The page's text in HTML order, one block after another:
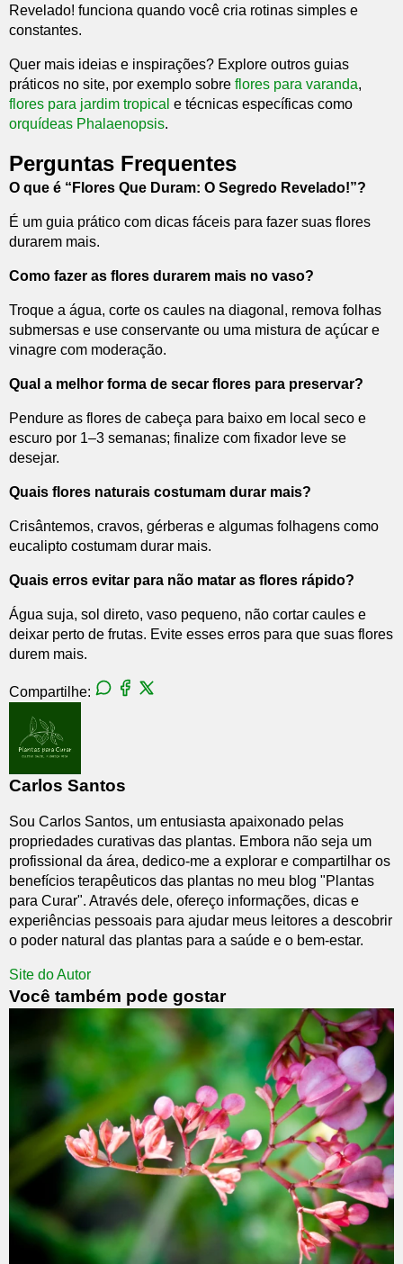
Revelado! funciona quando você cria rotinas simples e
constantes.
Quer mais ideias e inspirações? Explore outros guias
práticos no site, por exemplo sobre flores para varanda,
flores para jardim tropical e técnicas específicas como
orquídeas Phalaenopsis.
Perguntas Frequentes
O que é “Flores Que Duram: O Segredo Revelado!”?
É um guia prático com dicas fáceis para fazer suas flores
durarem mais.
Como fazer as flores durarem mais no vaso?
Troque a água, corte os caules na diagonal, remova folhas
submersas e use conservante ou uma mistura de açúcar e
vinagre com moderação.
Qual a melhor forma de secar flores para preservar?
Pendure as flores de cabeça para baixo em local seco e
escuro por 1–3 semanas; finalize com fixador leve se
desejar.
Quais flores naturais costumam durar mais?
Crisântemos, cravos, gérberas e algumas folhagens como
eucalipto costumam durar mais.
Quais erros evitar para não matar as flores rápido?
Água suja, sol direto, vaso pequeno, não cortar caules e
deixar perto de frutas. Evite esses erros para que suas flores
durem mais.
Compartilhe:
Carlos Santos
Sou Carlos Santos, um entusiasta apaixonado pelas
propriedades curativas das plantas. Embora não seja um
profissional da área, dedico-me a explorar e compartilhar os
benefícios terapêuticos das plantas no meu blog "Plantas
para Curar". Através dele, ofereço informações, dicas e
experiências pessoais para ajudar meus leitores a descobrir
o poder natural das plantas para a saúde e o bem-estar.
Site do Autor
Você também pode gostar